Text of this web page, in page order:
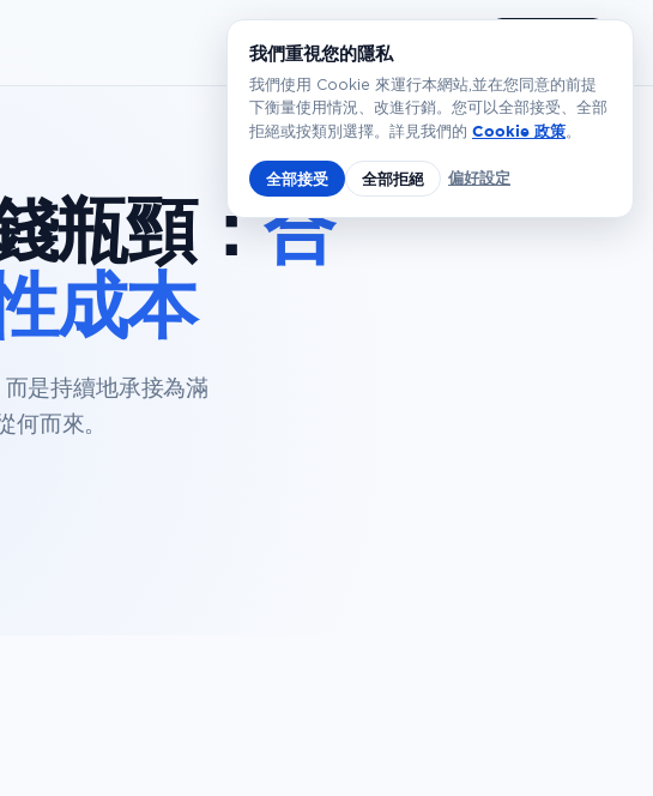
瓶頸：合
成本
是持續地承接為滿
何而來。
我們重視您的隱私
我們使用 Cookie 來運行本網站,並在您同意的前提
下衡量使用情況、改進行銷。您可以全部接受、全部
拒絕或按類別選擇。詳見我們的 Cookie 政策。
全部接受 全部拒絕 偏好設定